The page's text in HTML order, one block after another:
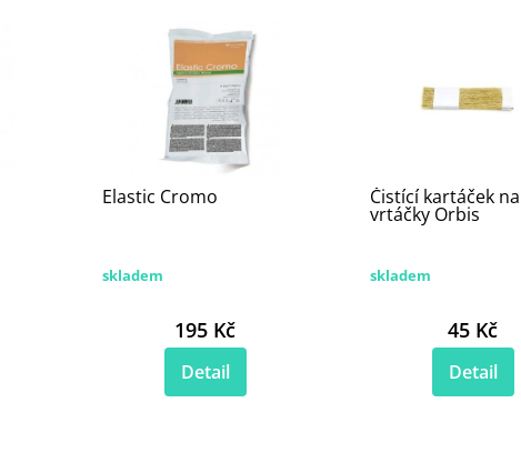
Elastic Cromo
skladem
195 Kč
Detail
Čistící kartáček na
vrtáčky Orbis
skladem
45 Kč
Detail